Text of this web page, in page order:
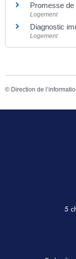
Promesse de
Logement
Diagnostic
Logement
© Direction de
5